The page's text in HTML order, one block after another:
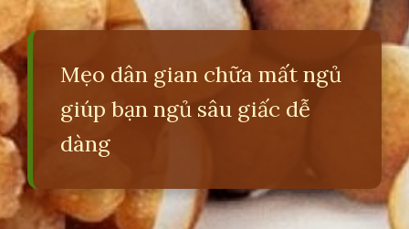
Mẹo dân gian chữa mất ngủ
giúp bạn ngủ sâu giấc dễ
dàng